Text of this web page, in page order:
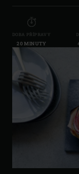
DOBA PŘÍPRAVY
20 MINUTY